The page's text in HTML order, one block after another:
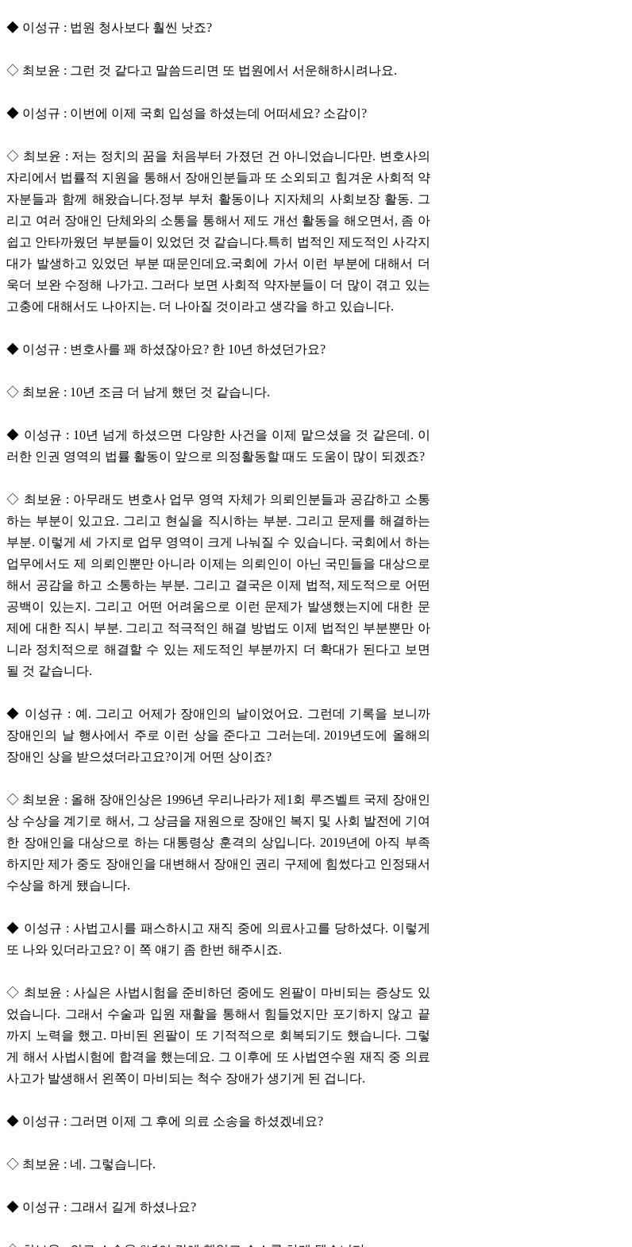
◆ 이성규 : 법원 청사보다 훨씬 낫죠?
◇ 최보윤 : 그런 것 같다고 말씀드리면 또 법원에서 서운해하시려나요.
◆ 이성규 : 이번에 이제 국회 입성을 하셨는데 어떠세요? 소감이?
◇ 최보윤 : 저는 정치의 꿈을 처음부터 가졌던 건 아니었습니다만. 변호사의
자리에서 법률적 지원을 통해서 장애인분들과 또 소외되고 힘겨운 사회적 약
자분들과 함께 해왔습니다.정부 부처 활동이나 지자체의 사회보장 활동. 그
리고 여러 장애인 단체와의 소통을 통해서 제도 개선 활동을 해오면서, 좀 아
쉽고 안타까웠던 부분들이 있었던 것 같습니다.특히 법적인 제도적인 사각지
대가 발생하고 있었던 부분 때문인데요.국회에 가서 이런 부분에 대해서 더
욱더 보완 수정해 나가고. 그러다 보면 사회적 약자분들이 더 많이 겪고 있는
고충에 대해서도 나아지는. 더 나아질 것이라고 생각을 하고 있습니다.
◆ 이성규 : 변호사를 꽤 하셨잖아요? 한 10년 하셨던가요?
◇ 최보윤 : 10년 조금 더 남게 했던 것 같습니다.
◆ 이성규 : 10년 넘게 하셨으면 다양한 사건을 이제 맡으셨을 것 같은데. 이
러한 인권 영역의 법률 활동이 앞으로 의정활동할 때도 도움이 많이 되겠죠?
◇ 최보윤 : 아무래도 변호사 업무 영역 자체가 의뢰인분들과 공감하고 소통
하는 부분이 있고요. 그리고 현실을 직시하는 부분. 그리고 문제를 해결하는
부분. 이렇게 세 가지로 업무 영역이 크게 나눠질 수 있습니다. 국회에서 하는
업무에서도 제 의뢰인뿐만 아니라 이제는 의뢰인이 아닌 국민들을 대상으로
해서 공감을 하고 소통하는 부분. 그리고 결국은 이제 법적, 제도적으로 어떤
공백이 있는지. 그리고 어떤 어려움으로 이런 문제가 발생했는지에 대한 문
제에 대한 직시 부분. 그리고 적극적인 해결 방법도 이제 법적인 부분뿐만 아
니라 정치적으로 해결할 수 있는 제도적인 부분까지 더 확대가 된다고 보면
될 것 같습니다.
◆ 이성규 : 예. 그리고 어제가 장애인의 날이었어요. 그런데 기록을 보니까
장애인의 날 행사에서 주로 이런 상을 준다고 그러는데. 2019년도에 올해의
장애인 상을 받으셨더라고요?이게 어떤 상이죠?
◇ 최보윤 : 올해 장애인상은 1996년 우리나라가 제1회 루즈벨트 국제 장애인
상 수상을 계기로 해서, 그 상금을 재원으로 장애인 복지 및 사회 발전에 기여
한 장애인을 대상으로 하는 대통령상 훈격의 상입니다. 2019년에 아직 부족
하지만 제가 중도 장애인을 대변해서 장애인 권리 구제에 힘썼다고 인정돼서
수상을 하게 됐습니다.
◆ 이성규 : 사법고시를 패스하시고 재직 중에 의료사고를 당하셨다. 이렇게
또 나와 있더라고요? 이 쪽 얘기 좀 한번 해주시죠.
◇ 최보윤 : 사실은 사법시험을 준비하던 중에도 왼팔이 마비되는 증상도 있
었습니다. 그래서 수술과 입원 재활을 통해서 힘들었지만 포기하지 않고 끝
까지 노력을 했고. 마비된 왼팔이 또 기적적으로 회복되기도 했습니다. 그렇
게 해서 사법시험에 합격을 했는데요. 그 이후에 또 사법연수원 재직 중 의료
사고가 발생해서 왼쪽이 마비되는 척수 장애가 생기게 된 겁니다.
◆ 이성규 : 그러면 이제 그 후에 의료 소송을 하셨겠네요?
◇ 최보윤 : 네. 그렇습니다.
◆ 이성규 : 그래서 길게 하셨나요?